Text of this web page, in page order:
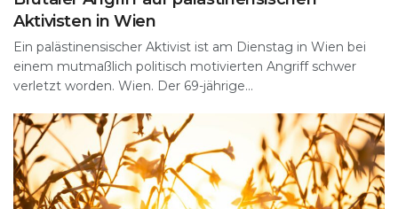
Aktivisten in Wien
Ein palästinensischer Aktivist ist am Dienstag in Wien bei
einem mutmaßlich politisch motivierten Angriff schwer
verletzt worden. Wien. Der 69-jährige...